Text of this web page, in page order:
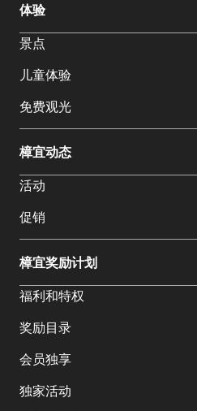
体验
景点
儿童体验
免费观光
樟宜动态
活动
促销
樟宜奖励计划
福利和特权
奖励目录
会员独享
独家活动